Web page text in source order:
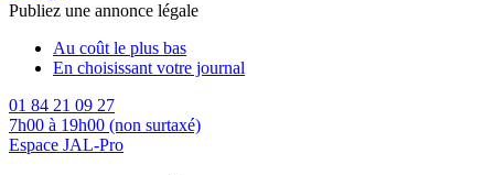
Publiez une annonce légale
Au coût le plus bas
En choisissant votre journal
01 84 21 09 27
7h00 à 19h00 (non surtaxé)
Espace JAL-Pro